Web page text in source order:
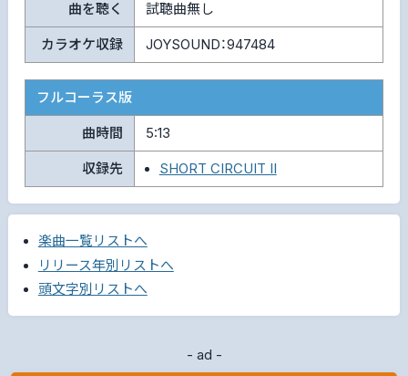
曲を聴く 試聴曲無し
カラオケ収録 JOYSOUND：947484
フルコーラス版
曲時間 5:13
収録先 SHORT CIRCUIT II
楽曲一覧リストへ
リリース年別リストへ
頭文字別リストへ
- ad -